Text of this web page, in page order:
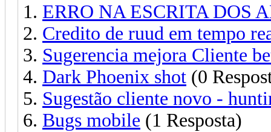
ERRO NA ESCRITA DOS
Credito de ruud em tempo
Sugerencia mejora Cliente
Dark Phoenix shot (0
Sugestão cliente novo -
Bugs mobile (1 Resposta)